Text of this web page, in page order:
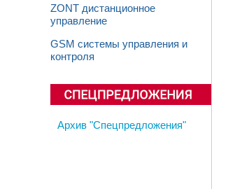
ZONT дистанционное
управление
GSM системы управления и
контроля
Архив "Спецпредложения"